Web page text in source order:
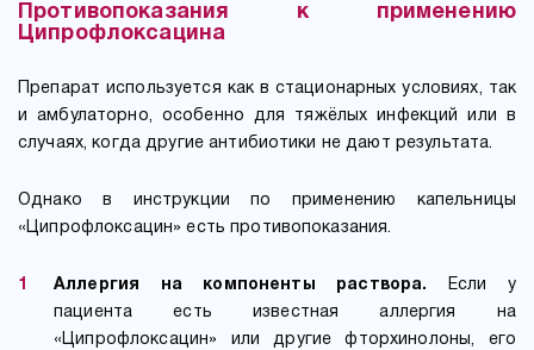
Противопоказания к применению
Ципрофлоксацина
Препарат используется как в стационарных условиях, так
и амбулаторно, особенно для тяжёлых инфекций или в
случаях, когда другие антибиотики не дают результата.
Однако в инструкции по применению капельницы
«Ципрофлоксацин» есть противопоказания.
Аллергия на компоненты раствора.
Если у
пациента есть известная аллергия на
«Ципрофлоксацин» или другие фторхинолоны, его